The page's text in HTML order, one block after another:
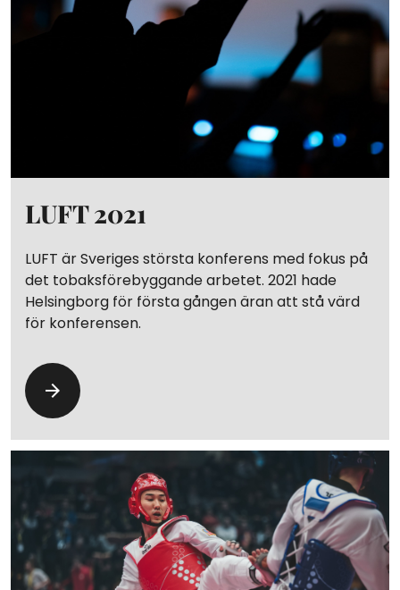
LUFT 2021
LUFT är Sveriges största konferens med fokus på
det tobaksförebyggande arbetet. 2021 hade
Helsingborg för första gången äran att stå värd
för konferensen.